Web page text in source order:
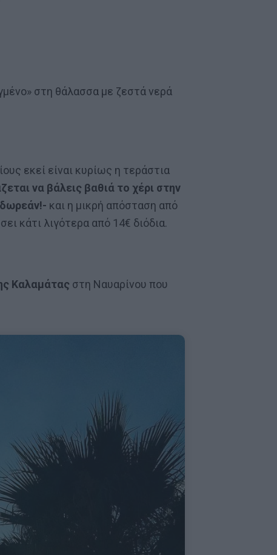
στη θάλασσα με ζεστά νερά
εκεί είναι κυρίως η τεράστια
να βάλεις βαθιά το χέρι στην
και η μικρή απόσταση από
κάτι λιγότερα από 14€ διόδια.
Καλαμάτας στη Ναυαρίνου που